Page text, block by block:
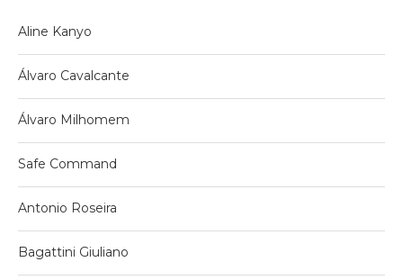
Aline Kanyo
Álvaro Cavalcante
Álvaro Milhomem
Safe Command
Antonio Roseira
Bagattini Giuliano